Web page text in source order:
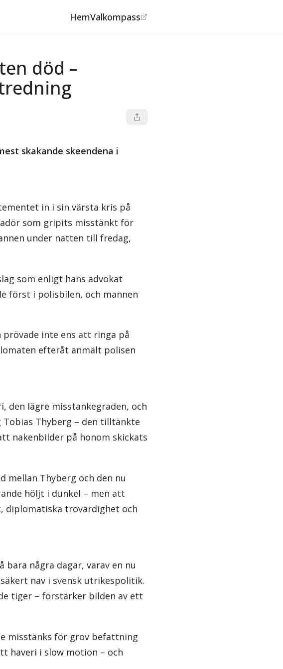
HemValkompass
död –
skakande skeendena i
in i sin värsta kris på
som gripits misstänkt för
under natten till fredag,
som enligt hans advokat
först i polisbilen, och mannen
prövade inte ens att ringa på
efteråt anmält polisen
den lägre misstankegraden, och
Thyberg – den tilltänkte
nakenbilder på honom skickats
mellan Thyberg och den nu
höljt i dunkel – men att
diplomatiska trovärdighet och
några dagar, varav en nu
nav i svensk utrikespolitik.
tiger – förstärker bilden av ett
misstänks för grov befattning
haveri i slow motion – och